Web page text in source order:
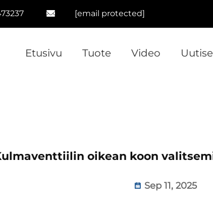
[email protected]
Etusivu Tuote Video
oikean koon
Sep 11, 2025